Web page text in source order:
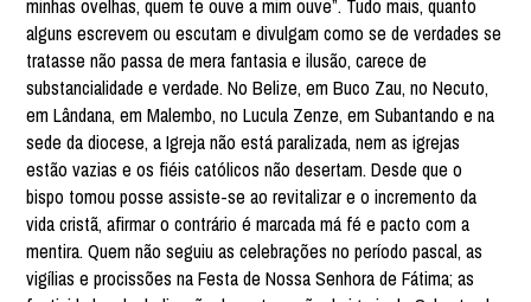
minhas ovelhas, quem te ouve a mim ouve”. Tudo mais, quanto
alguns escrevem ou escutam e divulgam como se de verdades se
tratasse não passa de mera fantasia e ilusão, carece de
substancialidade e verdade. No Belize, em Buco Zau, no Necuto,
em Lândana, em Malembo, no Lucula Zenze, em Subantando e na
sede da diocese, a Igreja não está paralizada, nem as igrejas
estão vazias e os fiéis católicos não desertam. Desde que o
bispo tomou posse assiste-se ao revitalizar e o incremento da
vida cristã, afirmar o contrário é marcada má fé e pacto com a
mentira. Quem não seguiu as celebrações no período pascal, as
vigílias e procissões na Festa de Nossa Senhora de Fátima; as